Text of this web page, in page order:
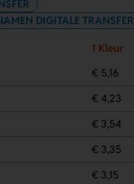
DIGITALE TRANSFER
1 Kleur
€ 5,16
€ 4,23
€ 3,54
€ 3,35
€ 3,15